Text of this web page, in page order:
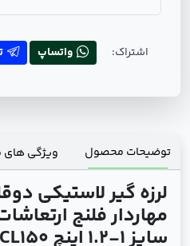
اشتراک: واتساپ
توضیحات محصول ویژگی
لرزه ‌گیر لاستیکی
مهاردار فلنج
سایز 1-1.2 اینچ CL150